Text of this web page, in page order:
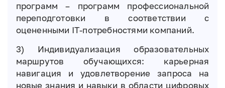
программ – программ профессиональной
переподготовки в соответствии с
оцененными IT-потребностями компаний.
3) Индивидуализация образовательных
маршрутов обучающихся: карьерная
навигация и удовлетворение запроса на
новые знания и навыки в области цифровых